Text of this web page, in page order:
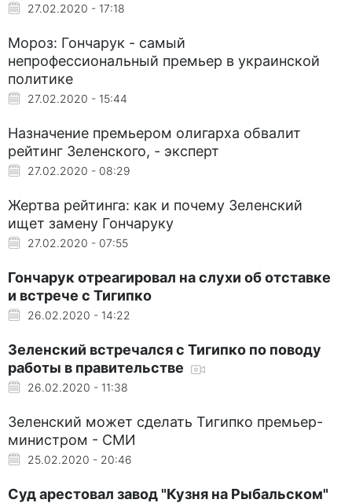
27.02.2020 - 17:18
Мороз: Гончарук - самый
непрофессиональный премьер в украинской
политике
27.02.2020 - 15:44
Назначение премьером олигарха обвалит
рейтинг Зеленского, - эксперт
27.02.2020 - 08:29
Жертва рейтинга: как и почему Зеленский
ищет замену Гончаруку
27.02.2020 - 07:55
Гончарук отреагировал на слухи об отставке
и встрече с Тигипко
26.02.2020 - 14:22
Зеленский встречался с Тигипко по поводу
работы в правительстве
26.02.2020 - 11:38
Зеленский может сделать Тигипко премьер-
министром - СМИ
25.02.2020 - 20:46
Суд арестовал завод "Кузня на Рыбальском"